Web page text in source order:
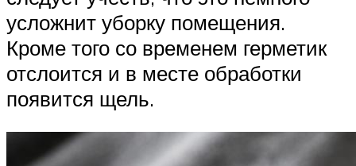
усложнит уборку помещения.
Кроме того со временем герметик
отслоится и в месте обработки
появится щель.